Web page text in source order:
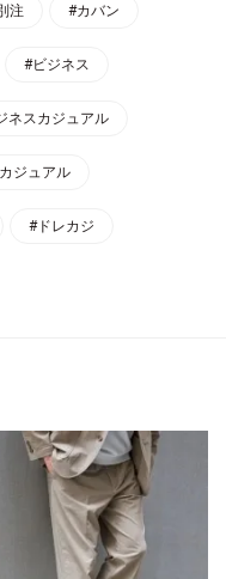
注 #カバン
#ビジネス
ネスカジュアル
ジュアル
#ドレカジ